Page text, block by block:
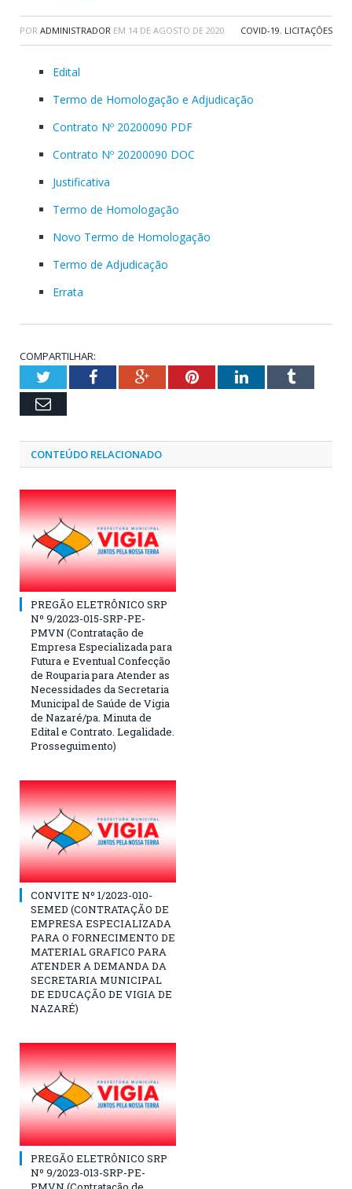
POR ADMINISTRADOR EM 14 DE AGOSTO DE 2020 COVID-19, LICITAÇÕES
Edital
Termo de Homologação e Adjudicação
Contrato Nº 20200090 PDF
Contrato Nº 20200090 DOC
Justificativa
Termo de Homologação
Novo Termo de Homologação
Termo de Adjudicação
Errata
COMPARTILHAR:
TwitterFacebookGoogle+PinterestLinkedInTumblr
Email
CONTEÚDO RELACIONADO
PREGÃO ELETRÔNICO SRP
Nº 9/2023-015-SRP-PE-
PMVN (Contratação de
Empresa Especializada para
Futura e Eventual Confecção
de Rouparia para Atender as
Necessidades da Secretaria
Municipal de Saúde de Vigia
de Nazaré/pa. Minuta de
Edital e Contrato. Legalidade.
Prosseguimento)
CONVITE Nº 1/2023-010-
SEMED (CONTRATAÇÃO DE
EMPRESA ESPECIALIZADA
PARA O FORNECIMENTO DE
MATERIAL GRAFICO PARA
ATENDER A DEMANDA DA
SECRETARIA MUNICIPAL
DE EDUCAÇÃO DE VIGIA DE
NAZARÉ)
PREGÃO ELETRÔNICO SRP
Nº 9/2023-013-SRP-PE-